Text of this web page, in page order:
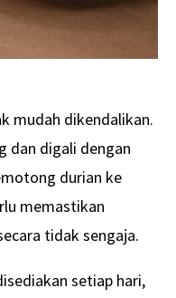
mudah dikendalikan.
dan digali dengan
durian ke
memastikan
tidak sengaja.
setiap hari,